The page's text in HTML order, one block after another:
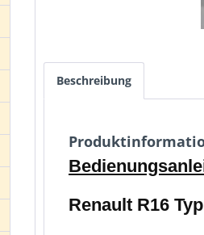
Beschreibung
Renault R16